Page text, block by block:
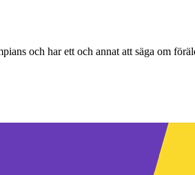
och har ett och annat att säga om